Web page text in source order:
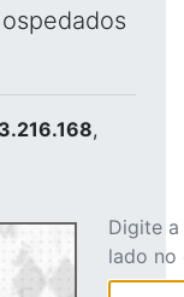
,
Digite
lado no